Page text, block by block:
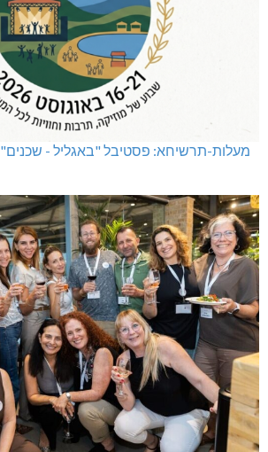
מעלות-תרשיחא: פסטיבל "באגליל - שכנים"